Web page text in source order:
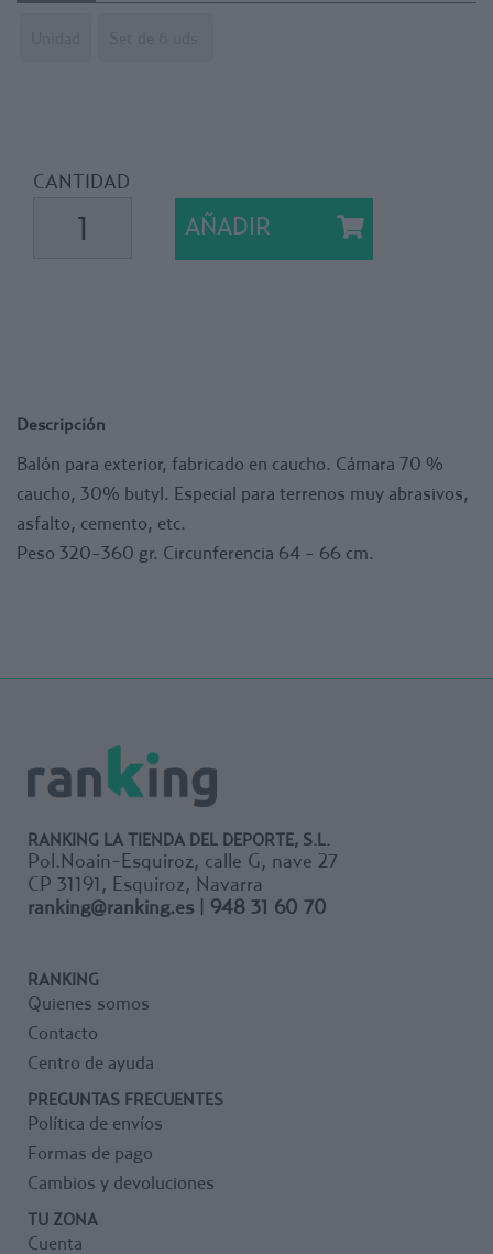
CANTIDAD
AÑADIR
Descripción
Balón para exterior, fabricado en caucho. Cámara 70 %
caucho, 30% butyl. Especial para terrenos muy abrasivos,
asfalto, cemento, etc.
Peso 320-360 gr. Circunferencia 64 - 66 cm.
RANKING LA TIENDA DEL DEPORTE, S.L.
Pol.Noain-Esquiroz, calle G, nave 27
CP 31191, Esquiroz, Navarra
ranking@ranking.es | 948 31 60 70
RANKING
Quienes somos
Contacto
Centro de ayuda
PREGUNTAS FRECUENTES
Política de envíos
Formas de pago
Cambios y devoluciones
TU ZONA
Cuenta